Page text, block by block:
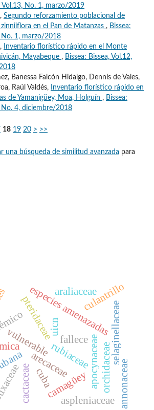
Vol.13, No. 1, marzo/2019
Segundo reforzamiento poblacional de
zinniiflora en el Pan de Matanzas , Bissea:
No. 1, marzo/2018
Inventario florístico rápido en el Monte
Mayabeque , Bissea: Bissea, Vol.12,
Banessa Falcón Hidalgo, Dennis de Vales,
Raúl Valdés,
Inventario florístico rápido en
de Yamanigüey, Moa, Holguín , Bissea:
No. 4, diciembre/2018
18 19 20 > >>
una búsqueda de similitud avanzada para
rubiaceae
vulnerable apocynaceae
arecaceae
cactaceae camagüey
especies amenazadas
culantrillo
pteridaceae selaginellaceae
fallece
orchidaceae annonaceae
araliaceae
uicn
aspleniaceae
cuba